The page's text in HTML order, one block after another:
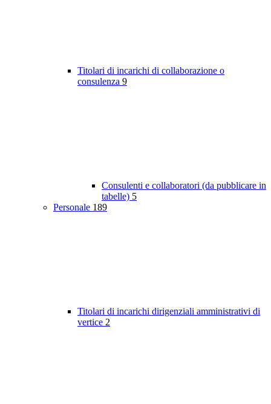
Titolari di incarichi di collaborazione o
consulenza 9
Consulenti e collaboratori (da pubblicare in
tabelle) 5
Personale 189
Titolari di incarichi dirigenziali amministrativi di
vertice 2